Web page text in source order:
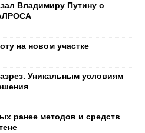
Владимиру Путину о
на новом участке
Уникальным условиям
ранее методов и средств